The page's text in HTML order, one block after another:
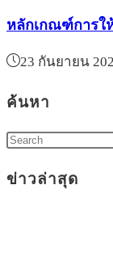
หลักเกณฑ์การใ
23 กันยายน
ค้นหา
ข่าวล่าสุด